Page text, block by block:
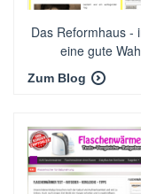
Das Reformhaus -
eine gute
Zum Blog